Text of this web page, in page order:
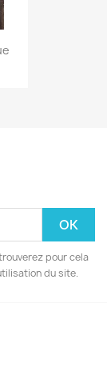
pour cela
du site.